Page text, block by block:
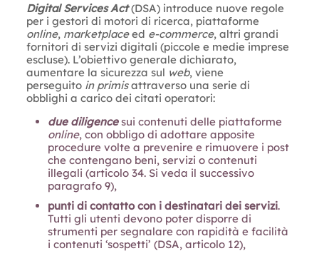
Digital Services Act(DSA) introduce nuove regole
per i gestori di motori di ricerca, piattaforme
online, marketplaceed e-commerce, altri grandi
fornitori di servizi digitali (piccole e medie imprese
escluse). L’obiettivo generale dichiarato,
aumentare la sicurezza sul web, viene
perseguito in primisattraverso una serie di
obblighi a carico dei citati operatori:
due diligencesui contenuti delle piattaforme
online, con obbligo di adottare apposite
procedure volte a prevenire e rimuovere i post
che contengano beni, servizi o contenuti
illegali (articolo 34. Si veda il successivo
paragrafo 9),
punti di contatto con i destinatari dei servizi.
Tutti gli utenti devono poter disporre di
strumenti per segnalare con rapidità e facilità
i contenuti ‘sospetti’ (DSA, articolo 12),